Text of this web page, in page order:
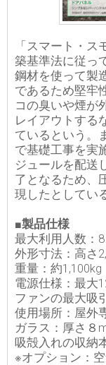
「スマート・ス
築基準法に従っ
鋼材を使って製
であるため堅牢
コの臭いや煙が
レイアウトする
ているという。
で基礎工事を実
ジュールを配送
了となるため、
現したとしてい
■製品仕様
最大利用人数：8
外形寸法：高さ
重量：約1,100kg
電源仕様：最大
ファンの最大吸
使用場所：屋外
ガラス：厚さ８
吸殻入れの収納
※オプション：